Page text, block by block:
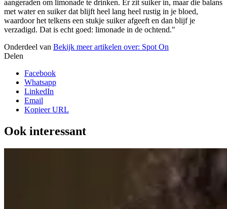
aangeraden om limonade te drinken. Er zit suiker in, maar die balans
met water en suiker dat blijft heel lang heel rustig in je bloed,
waardoor het telkens een stukje suiker afgeeft en dan blijf je
verzadigd. Dat is echt goed: limonade in de ochtend."
Onderdeel van Bekijk meer artikelen over: Spot On
Delen
Facebook
Whatsapp
LinkedIn
Email
Kopieer URL
Ook interessant